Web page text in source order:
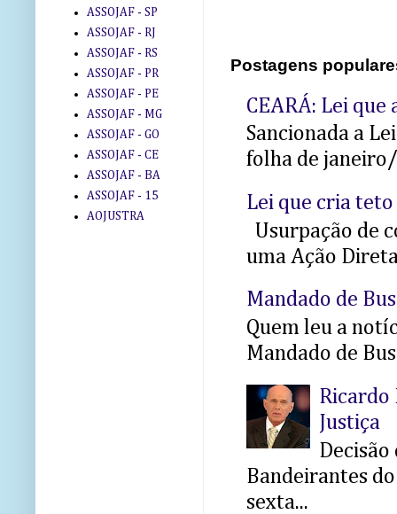
Postagens
CEARÁ: Lei
Sancionada a
folha de
Lei que cria
Usurpação de
uma Ação
Mandado de
Quem leu a
Mandado de
Ricardo
Justiça
Decisão
Bandeirantes
sexta...
ASSOJAF - SP
ASSOJAF - RJ
ASSOJAF - RS
ASSOJAF - PR
ASSOJAF - PE
ASSOJAF - MG
ASSOJAF - GO
ASSOJAF - CE
ASSOJAF - BA
ASSOJAF - 15
AOJUSTRA